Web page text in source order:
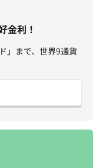
金利！
」まで、世界9通貨